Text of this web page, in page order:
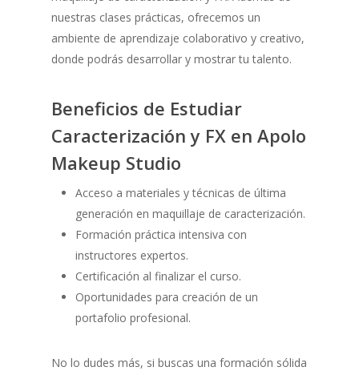
nuestras clases prácticas, ofrecemos un
ambiente de aprendizaje colaborativo y creativo,
donde podrás desarrollar y mostrar tu talento.
Beneficios de Estudiar
Caracterización y FX en Apolo
Makeup Studio
Acceso a materiales y técnicas de última
generación en maquillaje de caracterización.
Formación práctica intensiva con
instructores expertos.
Certificación al finalizar el curso.
Oportunidades para creación de un
portafolio profesional.
No lo dudes más, si buscas una formación sólida